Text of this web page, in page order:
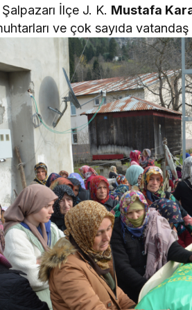
Şalpazarı İlçe J. K. Mustafa
ve çok sayıda